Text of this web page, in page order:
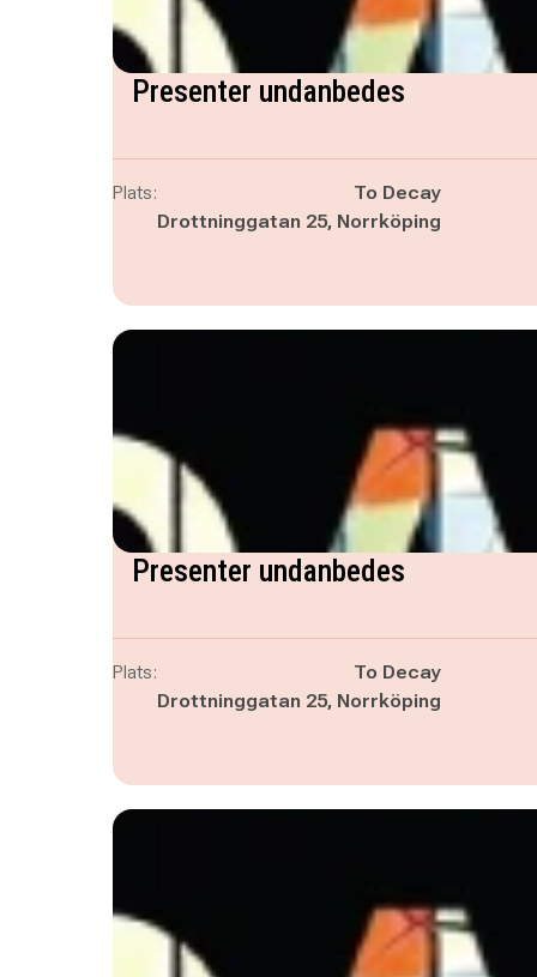
Presenter undanbedes
Plats:
To Decay
Drottninggatan 25, Norrköping
Presenter undanbedes
Plats:
To Decay
Drottninggatan 25, Norrköping